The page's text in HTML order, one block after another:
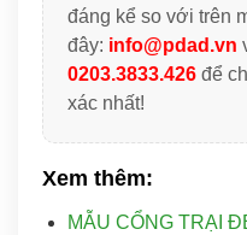
đáng kể so với trên
đây: info@pdad.vn
0203.3833.426 để
xác nhất!
Xem thêm:
MẪU CỔNG TRẠI